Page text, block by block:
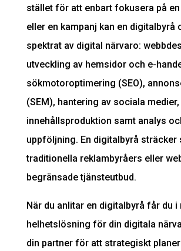
stället för att enbart fokusera på
eller en kampanj kan en digitalbyrå
spektrat av digital närvaro:
utveckling av hemsidor och e-
sökmotoroptimering (SEO),
(SEM), hantering av sociala medier,
innehållsproduktion samt analys
uppföljning. En digitalbyrå sträcker
traditionella reklambyråers eller
begränsade tjänsteutbud.
När du anlitar en digitalbyrå får du i
helhetslösning för din digitala
din partner för att strategiskt